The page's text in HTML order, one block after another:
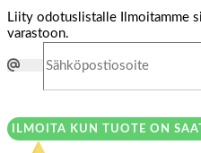
Liity odotuslistalle
Ilmoitamme
varastoon.
ILMOITA KUN TUOTE ON